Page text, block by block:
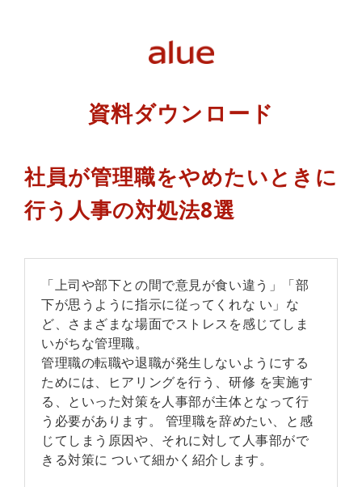
資料ダウンロード
社員が管理職をやめたいときに
行う人事の対処法8選
「上司や部下との間で意見が食い違う」「部
下が思うように指示に従ってくれな い」な
ど、さまざまな場面でストレスを感じてしま
いがちな管理職。
管理職の転職や退職が発生しないようにする
ためには、ヒアリングを行う、研修 を実施す
る、といった対策を人事部が主体となって行
う必要があります。 管理職を辞めたい、と感
じてしまう原因や、それに対して人事部がで
きる対策に ついて細かく紹介します。